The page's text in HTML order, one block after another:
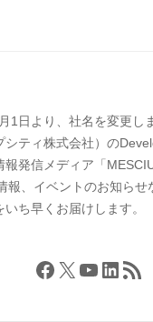
1日より、社名を変更し
シティ株式会社）の
報発信メディア「
報、イベントのお知らせ
ち早くお届けします。
Facebook
X YouTube
RSS フィード